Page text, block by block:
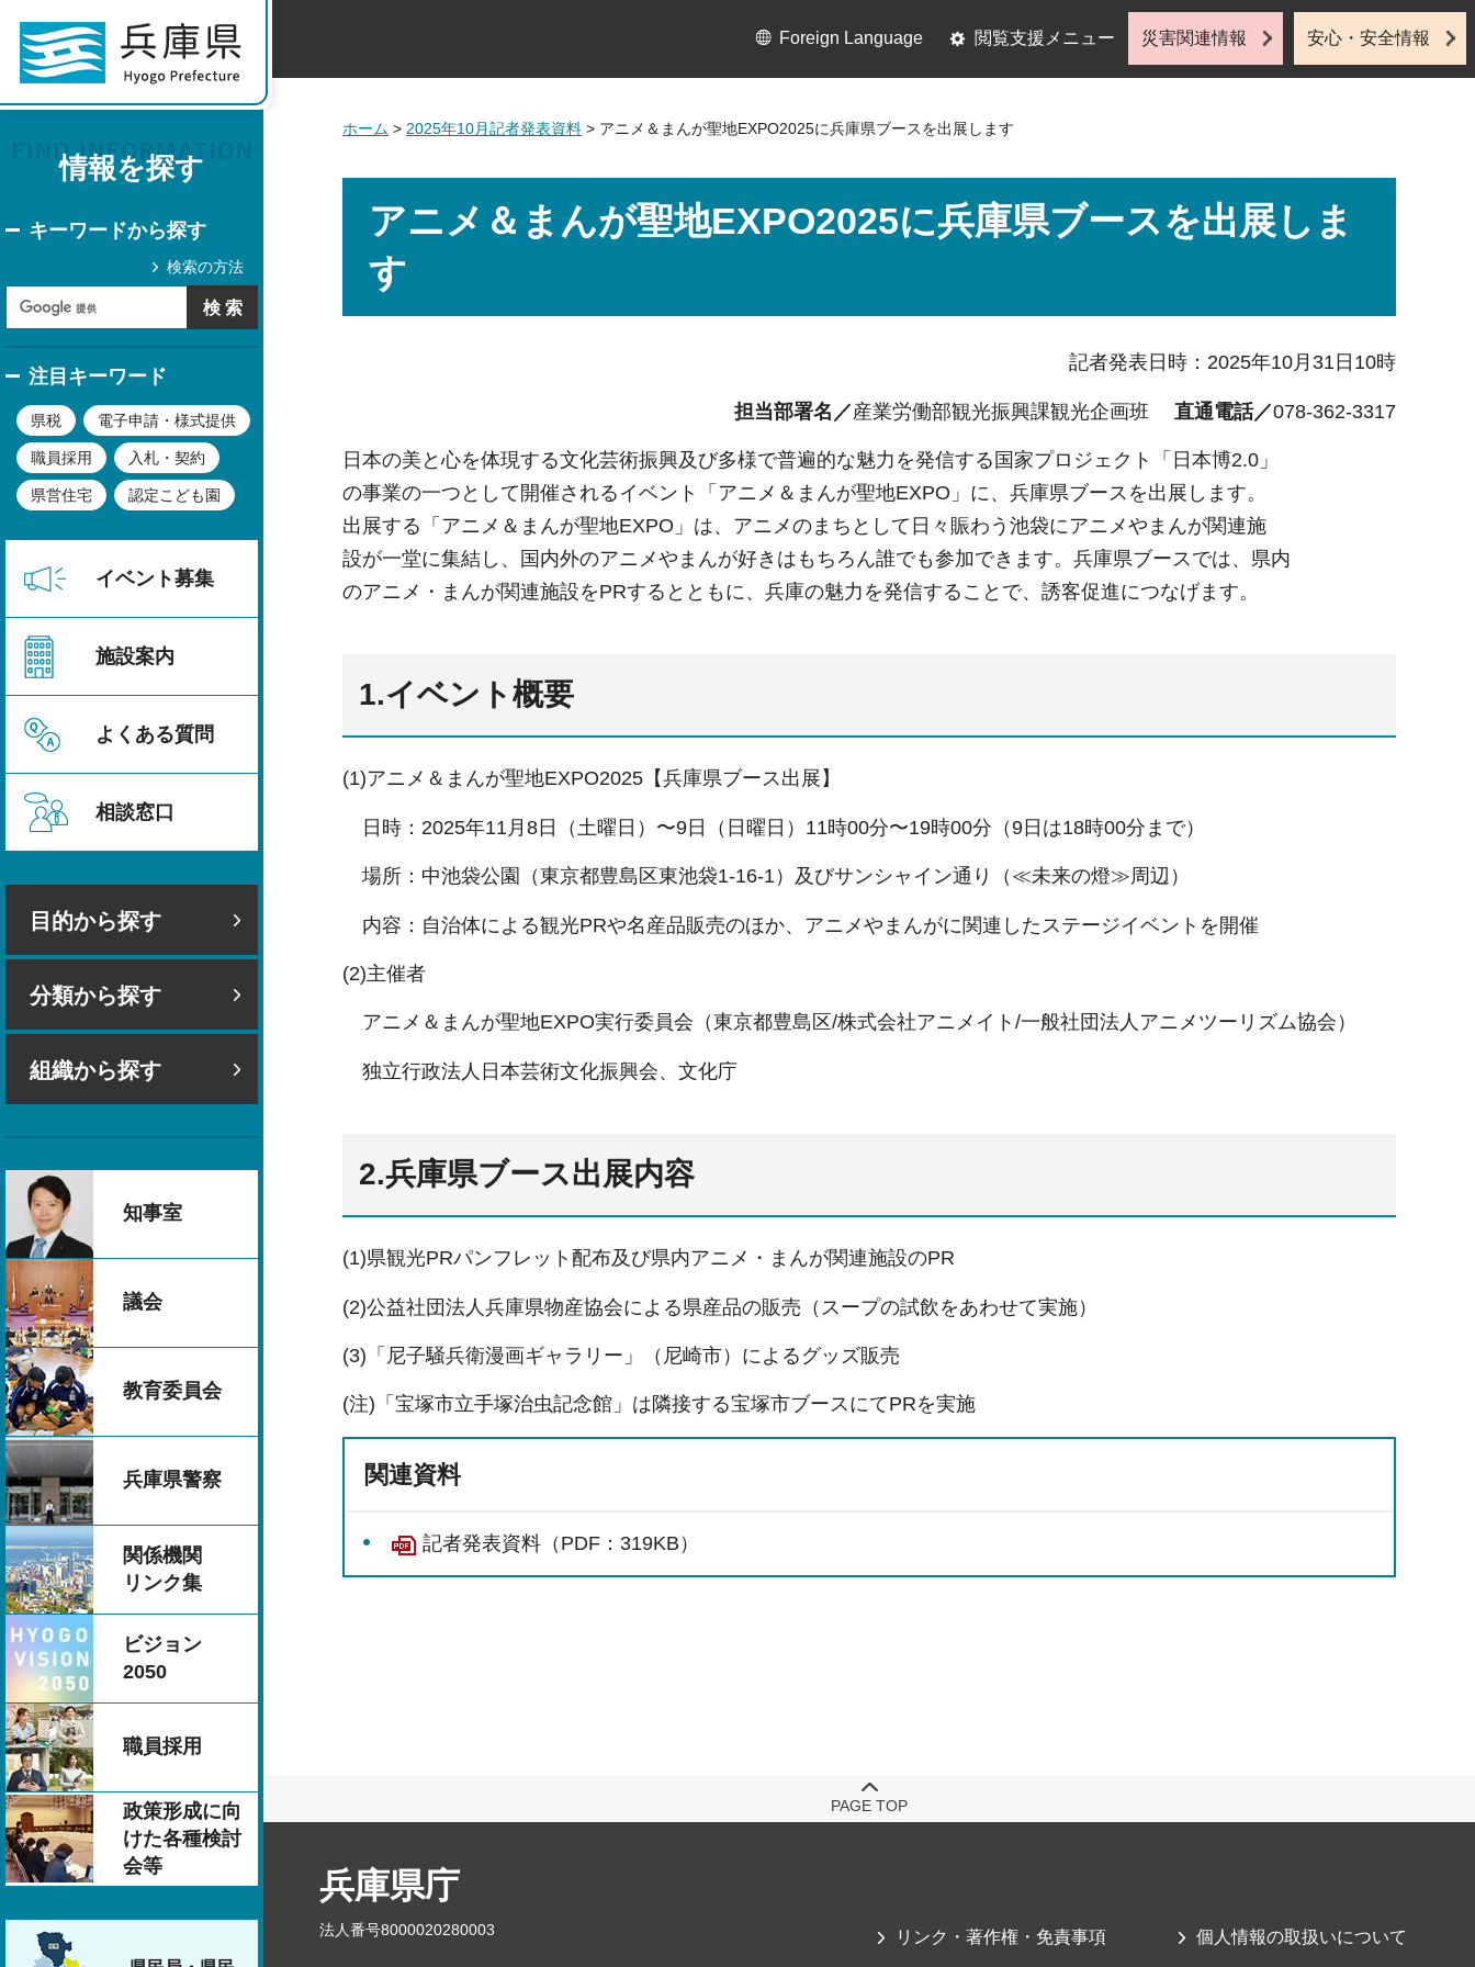
情報を探す
キーワードから探す
検索の方法
注目キーワード
県税 電子申請・様式提供
職員採用 入札・契約
県営住宅 認定こども園
イベント募集
施設案内
よくある質問
相談窓口
目的から探す
分類から探す
組織から探す
知事室
議会
教育委員会
兵庫県警察
関係機関
リンク集
ビジョン
2050
職員採用
政策形成に向
けた各種検討
会等
Foreign Language 閲覧支援メニュー 災害関連情報 安心・安全情報
ホーム > 2025年10月記者発表資料 > アニメ＆まんが聖地EXPO2025に兵庫県ブースを出展します
アニメ＆まんが聖地EXPO2025に兵庫県ブースを出展しま
す
記者発表日時：2025年10月31日10時
担当部署名／産業労働部観光振興課観光企画班 直通電話／078-362-3317
⽇本の美と⼼を体現する⽂化芸術振興及び多様で普遍的な魅⼒を発信する国家プロジェクト「⽇本博2.0」
の事業の⼀つとして開催されるイベント「アニメ＆まんが聖地EXPO」に、兵庫県ブースを出展します。
出展する「アニメ＆まんが聖地EXPO」は、アニメのまちとして⽇々賑わう池袋にアニメやまんが関連施
設が⼀堂に集結し、国内外のアニメやまんが好きはもちろん誰でも参加できます。兵庫県ブースでは、県内
のアニメ・まんが関連施設をPRするとともに、兵庫の魅⼒を発信することで、誘客促進につなげます。
1.イベント概要
(1)アニメ＆まんが聖地EXPO2025【兵庫県ブース出展】
⽇時：2025年11月8日（土曜日）〜9日（⽇曜日）11時00分〜19時00分（9⽇は18時00分まで）
場所：中池袋公園（東京都豊島区東池袋1-16-1）及びサンシャイン通り（≪未来の燈≫周辺）
内容：⾃治体による観光PRや名産品販売のほか、アニメやまんがに関連したステージイベントを開催
(2)主催者
アニメ＆まんが聖地EXPO実⾏委員会（東京都豊島区/株式会社アニメイト/⼀般社団法⼈アニメツーリズム協会）
独⽴⾏政法⼈⽇本芸術⽂化振興会、⽂化庁
2.兵庫県ブース出展内容
(1)県観光PRパンフレット配布及び県内アニメ・まんが関連施設のPR
(2)公益社団法⼈兵庫県物産協会による県産品の販売（スープの試飲をあわせて実施）
(3)「尼⼦騒兵衛漫画ギャラリー」（尼崎市）によるグッズ販売
(注)「宝塚市⽴⼿塚治⾍記念館」は隣接する宝塚市ブースにてPRを実施
関連資料
記者発表資料（PDF：319KB）
PAGE TOP
兵庫県庁
法人番号8000020280003 リンク・著作権・免責事項 個人情報の取扱いについて